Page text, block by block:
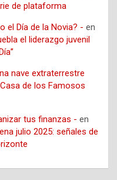
de plataforma
el Día de la Novia? - en
el liderazgo juvenil
nave extraterrestre
de los Famosos
tus finanzas - en
julio 2025: señales de